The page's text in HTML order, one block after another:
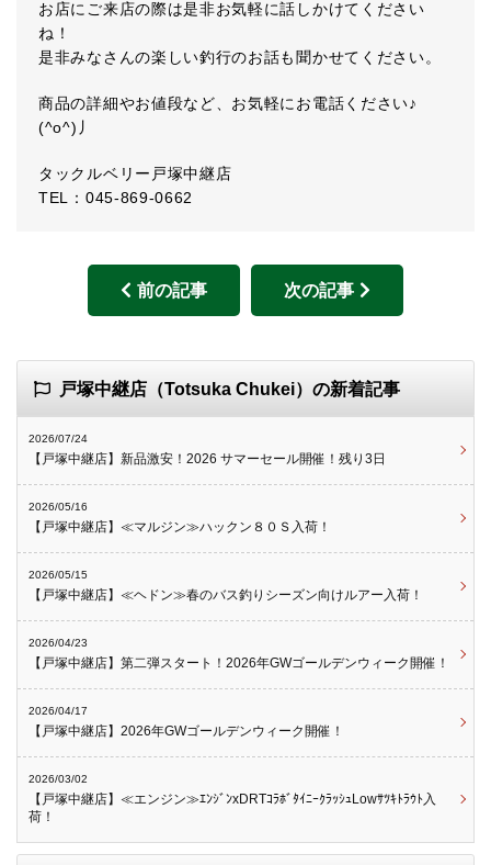
お店にご来店の際は是非お気軽に話しかけてください
ね！
是非みなさんの楽しい釣行のお話も聞かせてください。
商品の詳細やお値段など、お気軽にお電話ください♪
(^o^)丿
タックルベリー戸塚中継店
TEL：045-869-0662
前の記事 次の記事
戸塚中継店（Totsuka Chukei）の新着記事
2026/07/24
【戸塚中継店】新品激安！2026 サマーセール開催！残り3日
2026/05/16
【戸塚中継店】≪マルジン≫ハックン８０Ｓ入荷！
2026/05/15
【戸塚中継店】≪ヘドン≫春のバス釣りシーズン向けルアー入荷！
2026/04/23
【戸塚中継店】第二弾スタート！2026年GWゴールデンウィーク開催！
2026/04/17
【戸塚中継店】2026年GWゴールデンウィーク開催！
2026/03/02
【戸塚中継店】≪エンジン≫ｴﾝｼﾞﾝxDRTｺﾗﾎﾞﾀｲﾆｰｸﾗｯｼｭLowｻﾂｷﾄﾗｳﾄ入
荷！